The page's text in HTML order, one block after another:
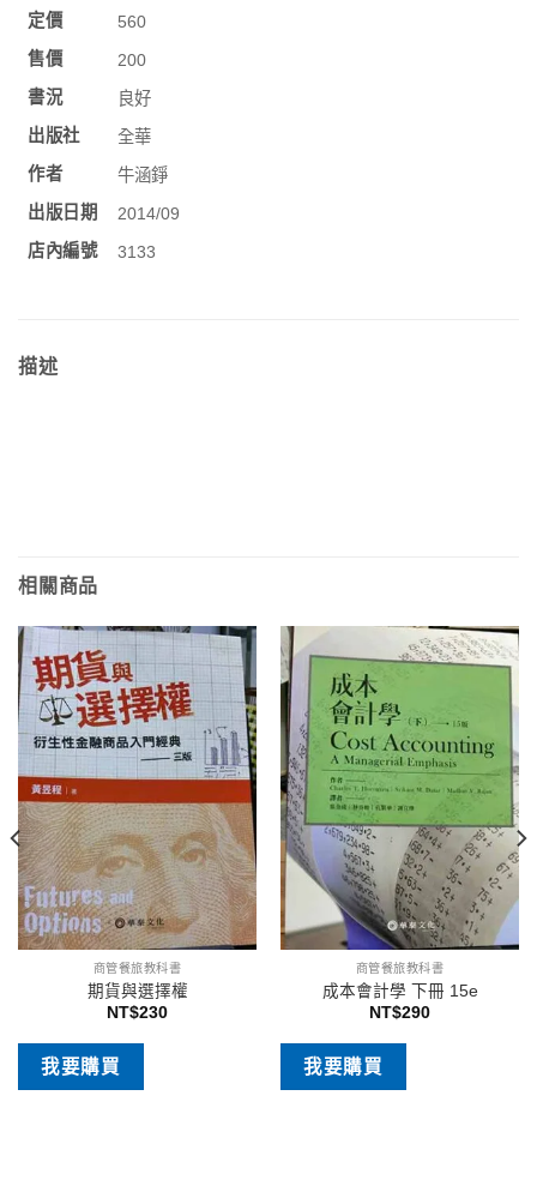
定價
560
售價
200
書況
良好
出版社
全華
作者
牛涵錚
出版日期
2014/09
店內編號
3133
描述
相關商品
商管餐旅教科書
期貨與選擇權
NT$230
我要購買
商管餐旅教科書
成本會計學 下冊 15e
NT$290
我要購買